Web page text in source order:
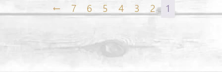
1
2
3
4
5
6
7
←